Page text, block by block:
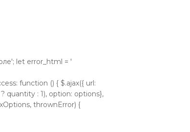
let error_html = '
function () { $.ajax({ url:
quantity : 1), option: options},
thrownError) {